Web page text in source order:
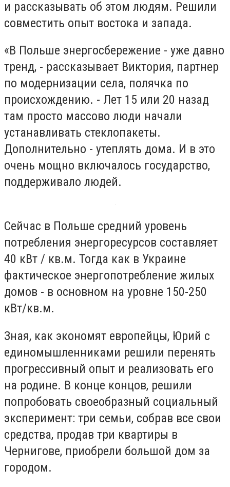
и рассказывать об этом людям. Решили
совместить опыт востока и запада.
«В Польше энергосбережение - уже давно
тренд, - рассказывает Виктория, партнер
по модернизации села, полячка по
происхождению. - Лет 15 или 20 назад
там просто массово люди начали
устанавливать стеклопакеты.
Дополнительно - утеплять дома. И в это
очень мощно включалось государство,
поддерживало людей.
Сейчас в Польше средний уровень
потребления энергоресурсов составляет
40 кВт / кв.м. Тогда как в Украине
фактическое энергопотребление жилых
домов - в основном на уровне 150-250
кВт/кв.м.
Зная, как экономят европейцы, Юрий с
единомышленниками решили перенять
прогрессивный опыт и реализовать его
на родине. В конце концов, решили
попробовать своеобразный социальный
эксперимент: три семьи, собрав все свои
средства, продав три квартиры в
Чернигове, приобрели большой дом за
городом.